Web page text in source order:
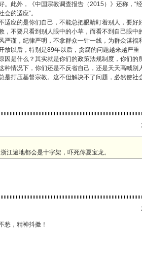
。此外，《中国宗教调查报告（2015）》还称，“
的适应”。
适应的是你们自己，不能总把眼睛盯着别人，要好
，不要只看到别人眼中的小草，而看不到自己眼中
严谨，纪律严明，不拿群众一针一线，为群众谋福
放以后，特别是89年以后，贪腐的问题越来越严
因是什么？其实就是你们的政策法规制度，你们的
种情况下，你们还是不反省自己，还是天天高喊别
是打压基督宗教。这不但解决不了问题，必然使社
江遍地都会是十字架，吓死你夏宝龙。
愁，精神抖擞！